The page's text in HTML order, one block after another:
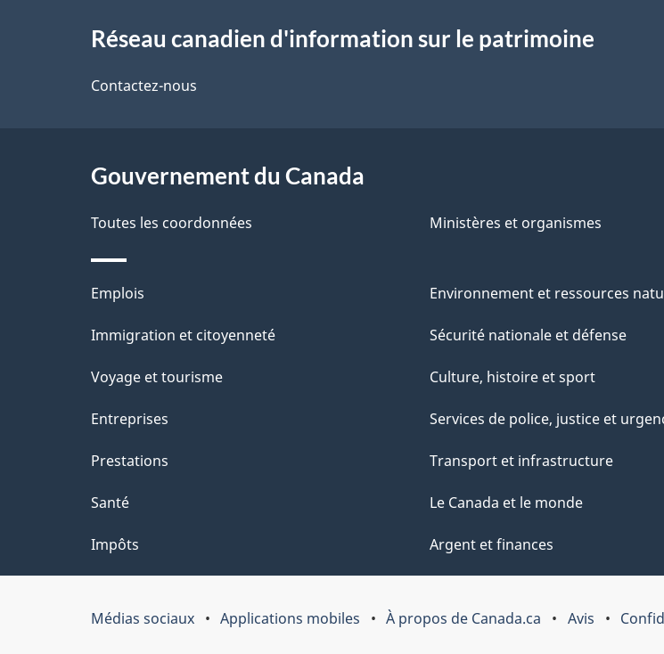
a
d
e
l
proposRéseau canadien d'information sur le patrimoine
Contactez-nous
Gouvernement du Canada
Toutes les coordonnées Ministères et organismes
Thèmes
et
Emplois
Immigration et citoyenneté
Voyage et tourisme
Entreprises
Prestations
Santé
Impôts
Environnement et ressources
Sécurité nationale et défense
Culture, histoire et sport
Services de police, justice et
Transport et infrastructure
Le Canada et le monde
Argent et finances
Organisation
Médias sociaux Applications mobiles À propos de Canada.ca Avis